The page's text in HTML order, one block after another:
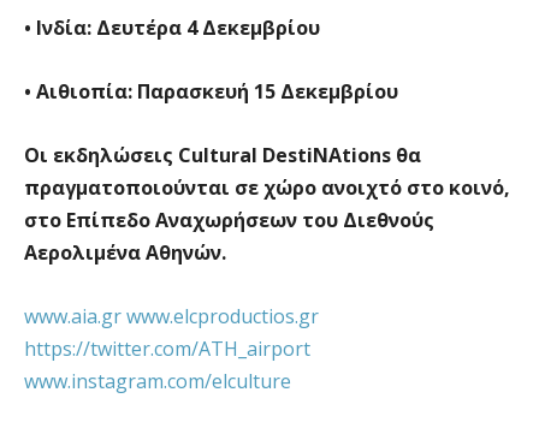
• Ινδία: Δευτέρα 4 Δεκεμβρίου
• Αιθιοπία: Παρασκευή 15 Δεκεμβρίου
Οι εκδηλώσεις Cultural DestiNAtions θα
πραγματοποιούνται σε χώρο ανοιχτό στο κοινό,
στο Επίπεδο Αναχωρήσεων του Διεθνούς
Αερολιμένα Αθηνών.
www.aia.grwww.elcproductios.gr
https://twitter.com/ATH_airport
www.instagram.com/elculture